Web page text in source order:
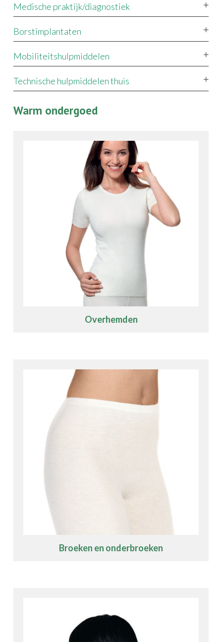
Medische praktijk/diagnostiek
Borstimplantaten
Mobiliteitshulpmiddelen
Technische hulpmiddelen thuis
Warm ondergoed
Overhemden
Broeken en onderbroeken